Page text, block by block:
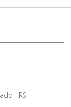
- RS